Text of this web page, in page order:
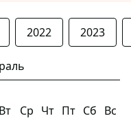
2022 2023
Вт Ср Чт Пт Сб Вс